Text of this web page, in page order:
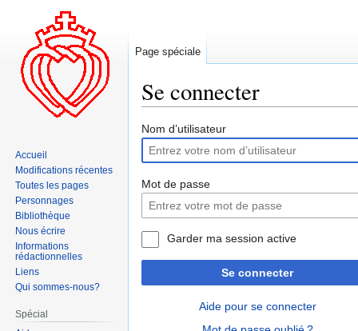
Se connecter
Aller
la
navigation
Aller
la
recherche
Nom d’utilisateur
Mot de passe
Garder ma session active
Se connecter
Aide pour se connecter
Page spéciale
Accueil
Modifications récentes
Toutes les pages
Personnages
Bibliothèque
Nous écrire
Informations
rédactionnelles
Liens
Qui sommes-nous?
Spécial